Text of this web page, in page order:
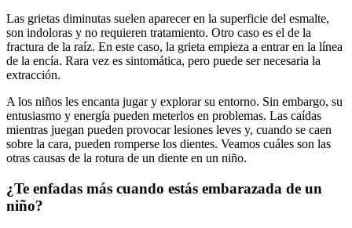
Las grietas diminutas suelen aparecer en la superficie del esmalte,
son indoloras y no requieren tratamiento. Otro caso es el de la
fractura de la raíz. En este caso, la grieta empieza a entrar en la línea
de la encía. Rara vez es sintomática, pero puede ser necesaria la
extracción.
A los niños les encanta jugar y explorar su entorno. Sin embargo, su
entusiasmo y energía pueden meterlos en problemas. Las caídas
mientras juegan pueden provocar lesiones leves y, cuando se caen
sobre la cara, pueden romperse los dientes. Veamos cuáles son las
otras causas de la rotura de un diente en un niño.
¿Te enfadas más cuando estás embarazada de un
niño?